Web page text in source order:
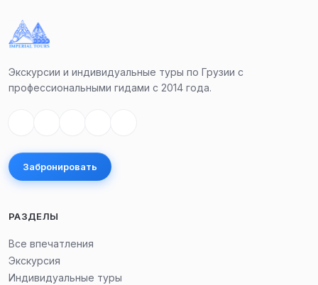
Экскурсии и индивидуальные туры по Грузии с
профессиональными гидами с 2014 года.
Забронировать
РАЗДЕЛЫ
Все впечатления
Экскурсия
Индивидуальные туры